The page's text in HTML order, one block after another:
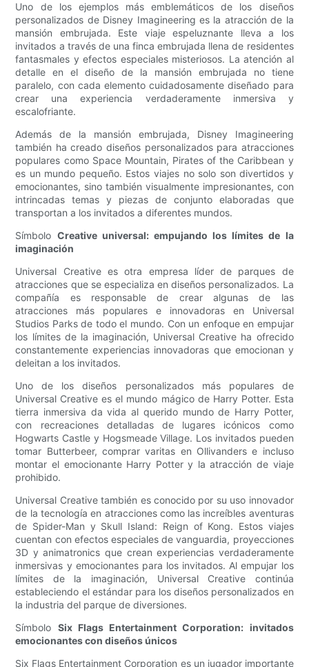
Uno de los ejemplos más emblemáticos de los diseños
personalizados de Disney Imagineering es la atracción de la
mansión embrujada. Este viaje espeluznante lleva a los
invitados a través de una finca embrujada llena de residentes
fantasmales y efectos especiales misteriosos. La atención al
detalle en el diseño de la mansión embrujada no tiene
paralelo, con cada elemento cuidadosamente diseñado para
crear una experiencia verdaderamente inmersiva y
escalofriante.
Además de la mansión embrujada, Disney Imagineering
también ha creado diseños personalizados para atracciones
populares como Space Mountain, Pirates of the Caribbean y
es un mundo pequeño. Estos viajes no solo son divertidos y
emocionantes, sino también visualmente impresionantes, con
intrincadas temas y piezas de conjunto elaboradas que
transportan a los invitados a diferentes mundos.
Símbolo Creative universal: empujando los límites de la
imaginación
Universal Creative es otra empresa líder de parques de
atracciones que se especializa en diseños personalizados. La
compañía es responsable de crear algunas de las
atracciones más populares e innovadoras en Universal
Studios Parks de todo el mundo. Con un enfoque en empujar
los límites de la imaginación, Universal Creative ha ofrecido
constantemente experiencias innovadoras que emocionan y
deleitan a los invitados.
Uno de los diseños personalizados más populares de
Universal Creative es el mundo mágico de Harry Potter. Esta
tierra inmersiva da vida al querido mundo de Harry Potter,
con recreaciones detalladas de lugares icónicos como
Hogwarts Castle y Hogsmeade Village. Los invitados pueden
tomar Butterbeer, comprar varitas en Ollivanders e incluso
montar el emocionante Harry Potter y la atracción de viaje
prohibido.
Universal Creative también es conocido por su uso innovador
de la tecnología en atracciones como las increíbles aventuras
de Spider-Man y Skull Island: Reign of Kong. Estos viajes
cuentan con efectos especiales de vanguardia, proyecciones
3D y animatronics que crean experiencias verdaderamente
inmersivas y emocionantes para los invitados. Al empujar los
límites de la imaginación, Universal Creative continúa
estableciendo el estándar para los diseños personalizados en
la industria del parque de diversiones.
Símbolo Six Flags Entertainment Corporation: invitados
emocionantes con diseños únicos
Six Flags Entertainment Corporation es un jugador importante